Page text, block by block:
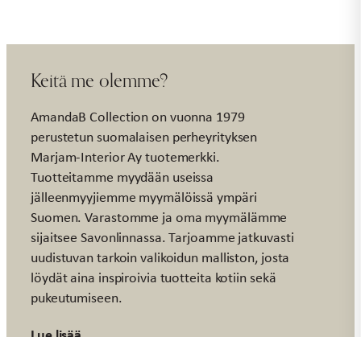
Keitä me olemme?
AmandaB Collection on vuonna 1979
perustetun suomalaisen perheyrityksen
Marjam-Interior Ay tuotemerkki.
Tuotteitamme myydään useissa
jälleenmyyjiemme myymälöissä ympäri
Suomen. Varastomme ja oma myymälämme
sijaitsee Savonlinnassa. Tarjoamme jatkuvasti
uudistuvan tarkoin valikoidun malliston, josta
löydät aina inspiroivia tuotteita kotiin sekä
pukeutumiseen.